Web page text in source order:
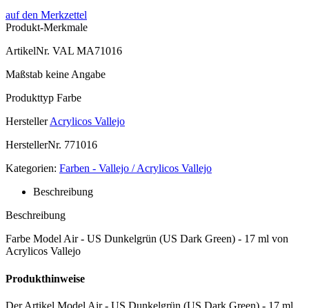
auf den Merkzettel
Produkt-Merkmale
ArtikelNr. VAL MA71016
Maßstab keine Angabe
Produkttyp Farbe
Hersteller Acrylicos Vallejo
HerstellerNr. 771016
Kategorien: Farben - Vallejo / Acrylicos Vallejo
Beschreibung
Beschreibung
Farbe Model Air - US Dunkelgrün (US Dark Green) - 17 ml von
Acrylicos Vallejo
Produkthinweise
Der Artikel Model Air - US Dunkelgrün (US Dark Green) - 17 ml